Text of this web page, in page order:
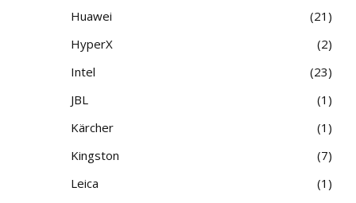
Huawei
21
HyperX
2
Intel
23
JBL
1
Kärcher
1
Kingston
7
Leica
1